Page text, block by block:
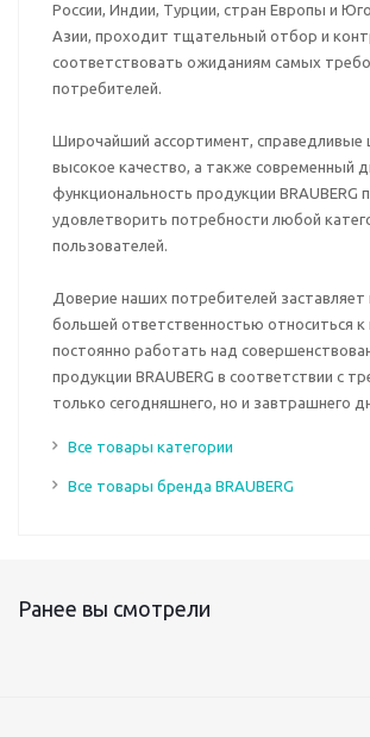
России, Индии, Турции, стран Европы и
Азии, проходит тщательный отбор и
соответствовать ожиданиям самых
потребителей.
Широчайший ассортимент, справедливые
высокое качество, а также современный
функциональность продукции BRAUBERG
удовлетворить потребности любой
пользователей.
Доверие наших потребителей заставляет
большей ответственностью относиться к
постоянно работать над
продукции BRAUBERG в соответствии с
только сегодняшнего, но и завтрашнего
Все товары категории
Все товары бренда BRAUBERG
Ранее вы смотрели